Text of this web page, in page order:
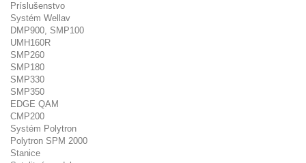
Príslušenstvo
Systém Wellav
DMP900, SMP100
UMH160R
SMP260
SMP180
SMP330
SMP350
EDGE QAM
CMP200
Systém Polytron
Polytron SPM 2000
Stanice